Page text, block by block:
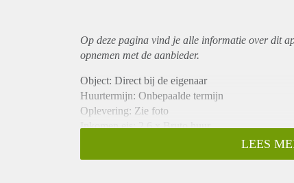
Op deze pagina vind je alle informatie over dit
opnemen met de aanbieder.
Object: Direct bij de eigenaar
Huurtermijn: Onbepaalde termijn
Oplevering: Zie foto
Inkomen eis: 2,6 x Bruto huur
Borg: 1 Maand
LEES